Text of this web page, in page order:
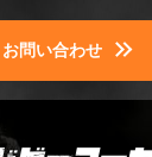
お問い合わせ